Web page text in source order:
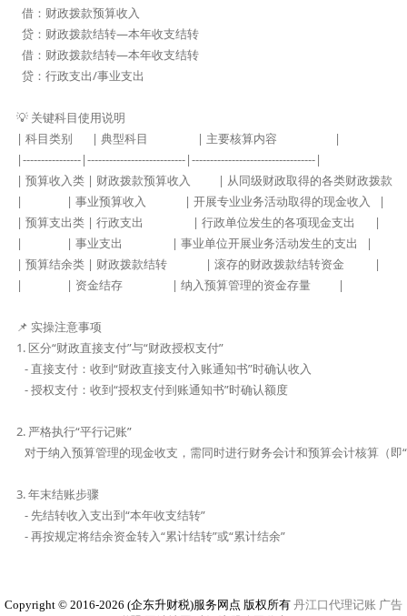
借：财政拨款预算收入
贷：财政拨款结转—本年收支结转
借：财政拨款结转—本年收支结转
贷：行政支出/事业支出
💡 关键科目使用说明
| 科目类别       | 典型科目                  | 主要核算内容                     |
|----------------|---------------------------|----------------------------------|
| 预算收入类 | 财政拨款预算收入          | 从同级财政取得的各类财政拨款
|                | 事业预算收入              | 开展专业业务活动取得的现金收入   |
| 预算支出类 | 行政支出                  | 行政单位发生的各项现金支出       |
|                | 事业支出                  | 事业单位开展业务活动发生的支出   |
| 预算结余类 | 财政拨款结转              | 滚存的财政拨款结转资金           |
|                | 资金结存                  | 纳入预算管理的资金存量          |
📌 实操注意事项
1. 区分“财政直接支付”与“财政授权支付”
- 直接支付：收到“财政直接支付入账通知书”时确认收入
- 授权支付：收到“授权支付到账通知书”时确认额度
2. 严格执行“平行记账”
对于纳入预算管理的现金收支，需同时进行财务会计和预算会计核算（
3. 年末结账步骤
- 先结转收入支出到“本年收支结转”
- 再按规定将结余资金转入“累计结转”或“累计结余”
Copyright © 2016-2026 (企东升财税)服务网点 版权所有 丹江口代理记账 广告